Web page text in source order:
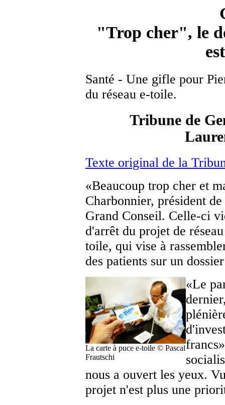
"Trop cher", le
Santé - Une gifle pour
du réseau e-toile.
Tribune de
Texte original de la
«Beaucoup trop cher et
Charbonnier, président
Grand Conseil. Celle-ci
d'arrêt du projet de
toile, qui vise à
des patients sur un
La carte à puce e-toile © Pascal
Frautschi
«Le
nous a ouvert les yeux.
projet n'est plus une